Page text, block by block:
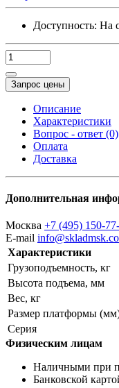
Доступность: На
Запрос цены
Описание
Характеристики
Вопрос - ответ (0)
Оплата
Доставка
Дополнительная
Москва +7 (495) 150-
E-mail
Характеристики
Грузоподъемность, кг
Высота подъема, мм
Вес, кг
Размер платформы
Серия
Физическим лицам
Наличными при
Банковской